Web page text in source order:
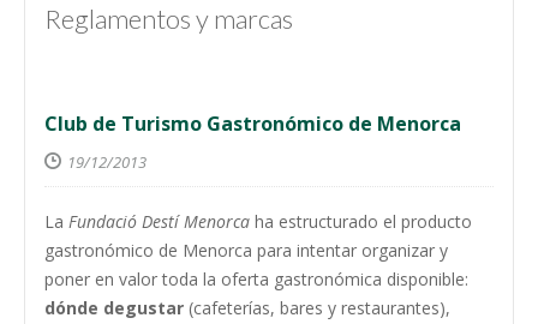
Reglamentos y marcas
Club de Turismo Gastronómico de Menorca
19/12/2013
La Fundació Destí Menorca ha estructurado el producto
gastronómico de Menorca para intentar organizar y
poner en valor toda la oferta gastronómica disponible:
dónde degustar (cafeterías, bares y restaurantes),